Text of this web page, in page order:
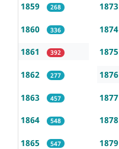
1859 268
1860 336
1861 392
1862 277
1863 457
1864 548
1865 547
1873
1874
1875
1876
1877
1878
1879